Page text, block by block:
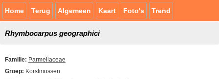
Home Terug Algemeen Kaart Foto's Trend
Rhymbocarpus geographici
Familie: Parmeliaceae
Groep: Korstmossen